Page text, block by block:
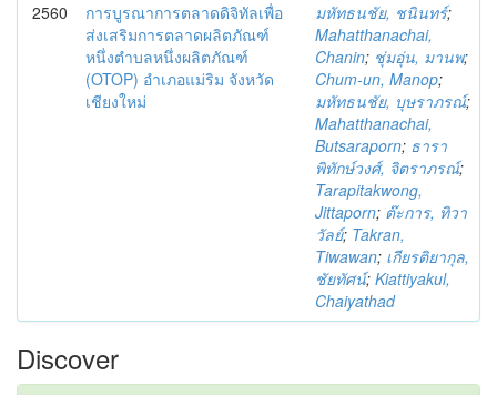
2560
การบูรณาการตลาดดิจิทัลเพื่อ
ส่งเสริมการตลาดผลิตภัณฑ์
หนึ่งตำบลหนึ่งผลิตภัณฑ์
(OTOP) อำเภอแม่ริม จังหวัด
เชียงใหม่
มหัทธนชัย, ชนินทร์;
Mahatthanachai,
Chanin; ชุ่มอุ่น, มานพ;
Chum-un, Manop;
มหัทธนชัย, บุษราภรณ์;
Mahatthanachai,
Butsaraporn; ธารา
พิทักษ์วงศ์, จิตราภรณ์;
Tarapitakwong,
Jittaporn; ต๊ะการ, ทิวา
วัลย์; Takran,
Tiwawan; เกียรติยากุล,
ชัยทัศน์; Kiattiyakul,
Chaiyathad
Discover